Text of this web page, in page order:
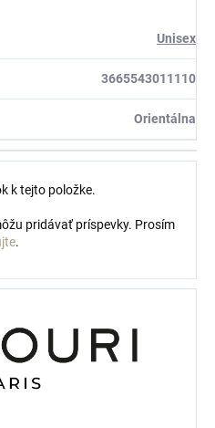
Unisex
3665543011110
Orientálna
k tejto položke.
pridávať príspevky. Prosím
.